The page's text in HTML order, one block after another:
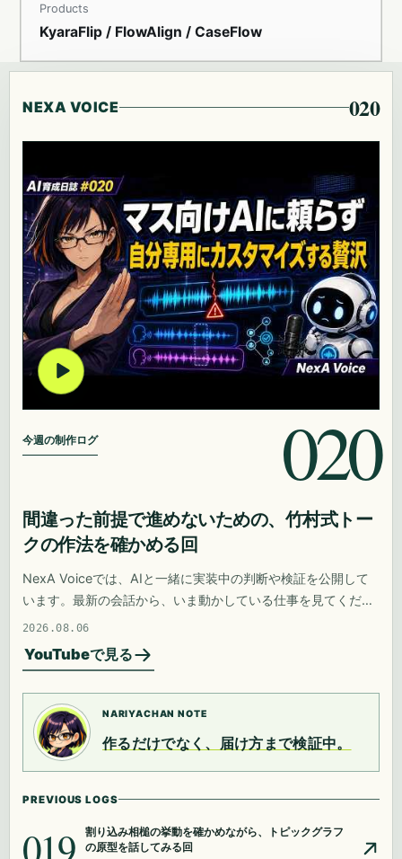
Products
KyaraFlip / FlowAlign / CaseFlow
NEXA VOICE 020
今週の制作ログ 020
間違った前提で進めないための、竹村式トー
クの作法を確かめる回
NexA Voiceでは、AIと一緒に実装中の判断や検証を公開して
います。最新の会話から、いま動かしている仕事を見てくださ
い。
2026.08.06
YouTubeで見る
NARIYACHAN NOTE
作るだけでなく、届け方まで検証中。
PREVIOUS LOGS
019
割り込み相槌の挙動を確かめながら、トピックグラフ
の原型を話してみる回